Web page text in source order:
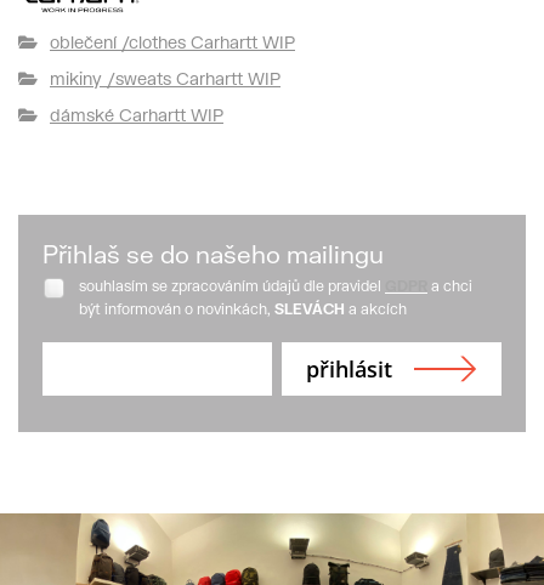
oblečení /clothes Carhartt WIP
mikiny /sweats Carhartt WIP
dámské Carhartt WIP
Přihlaš se do našeho mailingu
souhlasím se zpracováním údajů dle pravidel
a chci
být informován o novinkách, SLEVÁCH a akcích